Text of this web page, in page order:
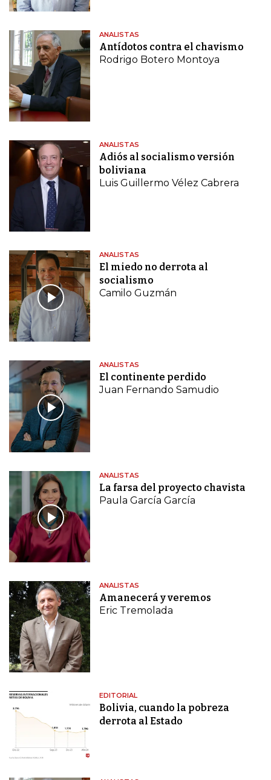
ANALISTAS
Antídotos contra el chavismo
Rodrigo Botero Montoya
ANALISTAS
Adiós al socialismo versión
boliviana
Luis Guillermo Vélez Cabrera
ANALISTAS
El miedo no derrota al
socialismo
Camilo Guzmán
ANALISTAS
El continente perdido
Juan Fernando Samudio
ANALISTAS
La farsa del proyecto chavista
Paula García García
ANALISTAS
Amanecerá y veremos
Eric Tremolada
EDITORIAL
Bolivia, cuando la pobreza
derrota al Estado